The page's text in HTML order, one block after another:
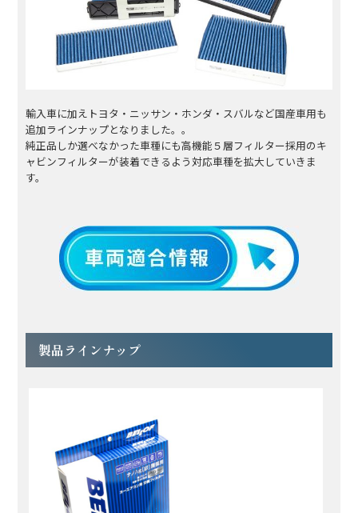
輸入車に加えトヨタ・ニッサン・ホンダ・スバルなど国産車用も
追加ラインナップとなりました。。
純正品しか選べなかった車種にも高機能５層フィルター採用のキ
ャビンフィルターが装着できるよう対応車種を拡大していきま
す。
製品ラインナップ